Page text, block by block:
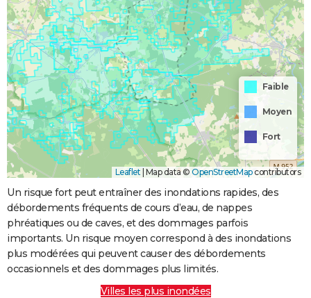
Faible
Moyen
Fort
Leaflet | Map data © OpenStreetMapcontributors
Un risque fort peut entraîner des inondations rapides, des
débordements fréquents de cours d’eau, de nappes
phréatiques ou de caves, et des dommages parfois
importants. Un risque moyen correspond à des inondations
plus modérées qui peuvent causer des débordements
occasionnels et des dommages plus limités.
Villes les plus inondées